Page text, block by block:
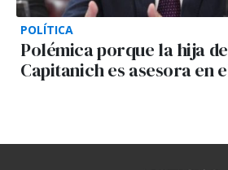
POLÍTICA
Polémica porque la hija
Capitanich es asesora en